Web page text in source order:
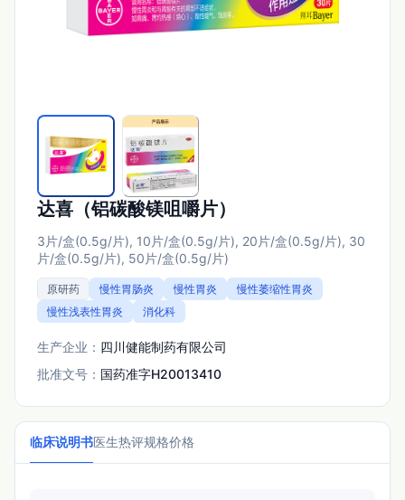
达喜（铝碳酸镁咀嚼片）
3片/盒(0.5g/片), 10片/盒(0.5g/片), 20片/盒(0.5g/片), 30
片/盒(0.5g/片), 50片/盒(0.5g/片)
原研药 慢性胃肠炎 慢性胃炎
慢性萎缩性胃炎
慢性浅表性胃炎
消化科
生产企业： 四川健能制药有限公司
批准文号： 国药准字H20013410
临床说明书医生热评规格价格